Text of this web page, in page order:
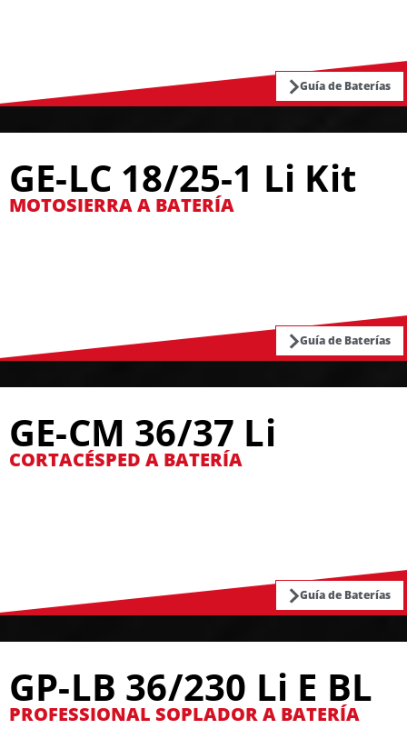
Guía de Baterías
GE-LC 18/25-1 Li Kit
MOTOSIERRA A BATERÍA
Guía de Baterías
GE-CM 36/37 Li
CORTACÉSPED A BATERÍA
Guía de Baterías
GP-LB 36/230 Li E BL
PROFESSIONAL SOPLADOR A BATERÍA